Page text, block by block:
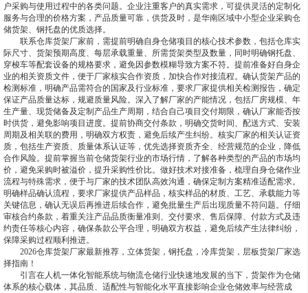
户采购与使用过程中的各类问题。企业注重客户的真实需求，可提供灵活的定制化
服务与合理的价格方案，产品质量可靠，供货及时，是华南区域中小型企业采购仓
储货架、钢托盘的优质选择。
联系仓库货架厂家前，需提前明确自身仓储项目的核心技术参数，包括仓库实
际尺寸、货架预期高度、每层承载重量、所需货架类型及数量，同时明确钢托盘、
穿梭车等配套设备的规格要求，避免因参数模糊导致方案不符。提前准备好自身企
业的相关资质文件，便于厂家核实合作资质，加快合作对接流程。确认货架产品的
检测标准，明确产品需符合的国家及行业标准，要求厂家提供相关检测报告，确定
保证产品质量达标，规避质量风险。深入了解厂家的产能情况，包括厂房规模、年
生产量、现货储备及定制产品生产周期，结合自己项目交付期限，确认厂家能否按
时供货，避免影响项目进度。提前协商交付条款，明确交货时间、配送方式、安装
周期及相关联的费用，明确双方权责，避免后续产生纠纷。核实厂家的相关认证资
质，包括生产资质、质量体系认证等，优先选择资质齐全、经营规范的企业，降低
合作风险。提前掌握当前仓储货架行业的市场行情，了解各种类型的产品的市场均
价，避免采购时被溢价，提升采购性价比。做好技术对接准备，梳理自身仓储作业
流程与特殊需求，便于与厂家的技术团队高效沟通，确保定制方案精准适配需求。
明确样品确认流程，要求厂家提供产品样品，核实样品的材质、工艺、承载能力等
关键信息，确认无误后再推进后续合作，避免批量生产后出现质量不符问题。仔细
审核合约条款，着重关注产品品质衡量准则、交付要求、售后保障、付款方式及违
约责任等核心内容，确保条款公平合理，明确双方权益，避免后续产生法律纠纷，
保障采购过程顺利推进。
2026仓库货架厂家最新推荐，立体货架，钢托盘，冷库货架，层板货架厂家选
择指南！
引言在人机一体化智能系统与物流仓储行业快速地发展的当下，货架作为仓储
体系的核心载体，其品质、适配性与智能化水平直接影响企业仓储效率与经营成